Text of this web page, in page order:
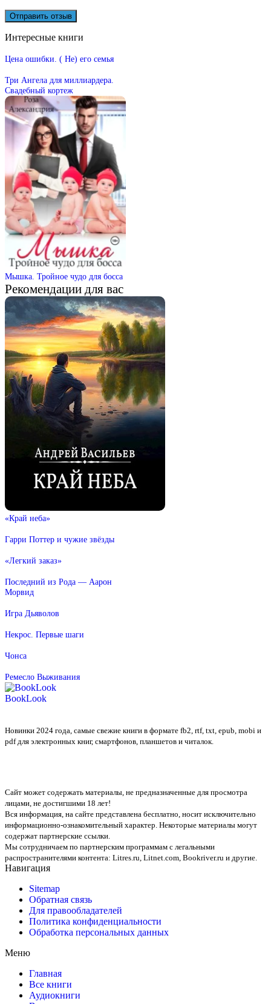
Интересные книги
Цена ошибки. ( Не) его семья
Три Ангела для миллиардера.
Свадебный кортеж
Мышка. Тройное чудо для босса
Рекомендации для вас
«Край неба»
Гарри Поттер и чужие звёзды
«Легкий заказ»
Последний из Рода — Аарон
Морвид
Игра Дьяволов
Некрос. Первые шаги
Чонса
Ремесло Выживания
BookLook
Новинки 2024 года, самые свежие книги в формате fb2, rtf, txt, epub, mobi и
pdf для электронных книг, смартфонов, планшетов и читалок.
Сайт может содержать материалы, не предназначенные для просмотра
лицами, не достигшими 18 лет!
Вся информация, на сайте представлена бесплатно, носит исключительно
информационно-ознакомительный характер. Некоторые материалы могут
содержат партнерские ссылки.
Мы сотрудничаем по партнерским программам с легальными
распространителями контента: Litres.ru, Litnet.com, Bookriver.ru и другие.
Навигация
Sitemap
Обратная связь
Для правообладателей
Политика конфиденциальности
Обработка персональных данных
Меню
Главная
Все книги
Аудиокниги